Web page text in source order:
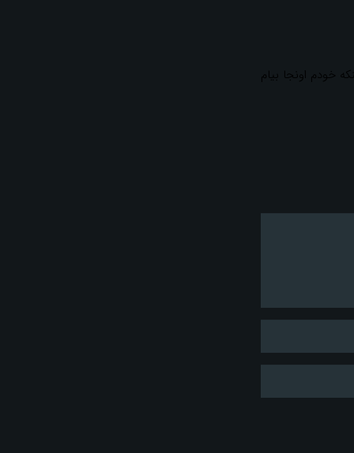
خودم اونجا بیام